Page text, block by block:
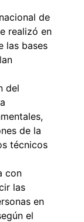
de
realizó en
las bases
del
de la
técnicos
con
las
en
el